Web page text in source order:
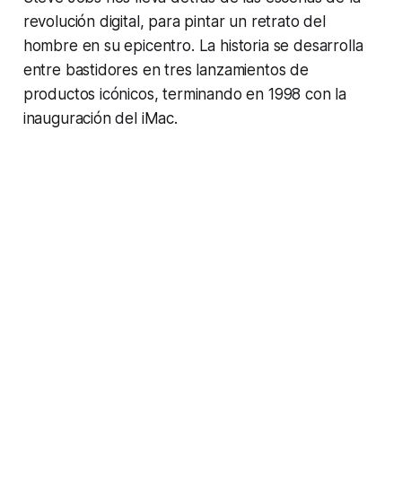
revolución digital, para pintar un retrato del
hombre en su epicentro. La historia se desarrolla
entre bastidores en tres lanzamientos de
productos icónicos, terminando en 1998 con la
inauguración del iMac.